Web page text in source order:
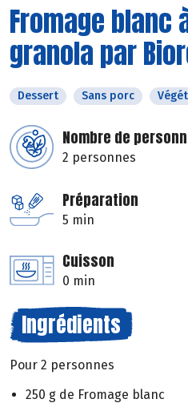
Fromage blanc
granola par
Dessert Sans porc
Nombre de
2 personnes
Préparation
5 min
Cuisson
0 min
Ingrédients
Pour 2 personnes
250 g de Fromage blanc